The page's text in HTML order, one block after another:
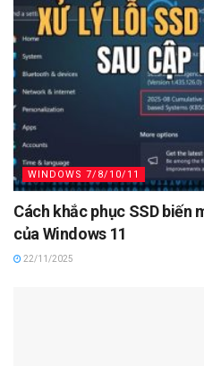
WINDOWS 7/8/10/11
Cách khắc phục SSD biến
của Windows 11
22/11/2025